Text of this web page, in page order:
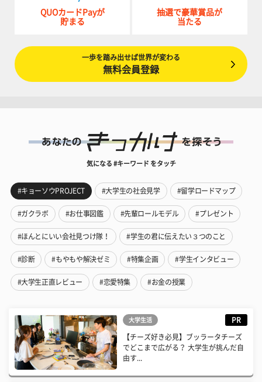
QUOカードPayが
貯まる
抽選で豪華賞品が
当たる
一歩を踏み出せば世界が変わる
無料会員登録
気になる #キーワード をタッチ
#キョーソウPROJECT #大学生の社会見学 #留学ロードマップ
#ガクラボ #お仕事図鑑 #先輩ロールモデル #プレゼント
#ほんとにいい会社見つけ隊！ #学生の君に伝えたい３つのこと
#診断 #もやもや解決ゼミ #特集企画 #学生インタビュー
#大学生正直レビュー #恋愛特集 #お金の授業
大学生活 PR
【チーズ好き必見】ブッラータチーズ
でどこまで広がる？ 大学生が挑んだ自
由す...